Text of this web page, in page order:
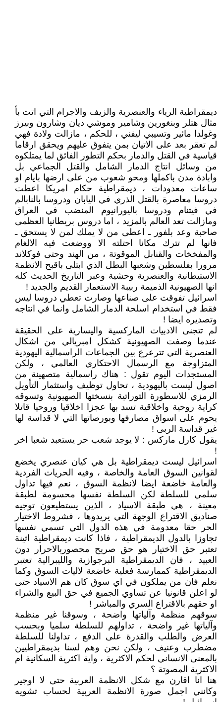
ديمقراطية الرياء والعنصرية والزيف والاجرام التي اتت بأ
مثال هتلر وبنغورين وشامير وموشي ديان وشارون وبيرز
وغولدا مائير وتسيبي ليفني ، للحكم ، مازالت ولادة فهي
لم تعقر بعد على الاتيان بمن يتفوق عليهم ويحقق ارقاما
قياسية في القتل والدمار بحكم التطور الفائق لما يمتلكوه
من وسائل انتاج الدمار الشامل والقتل الجماعي بل
وابادة مدن باكملها ومحو شعوب من على ارضها بايام او
ساعات معدودات ، ديمقراطية حكام امريكا اعطت
دروسا معاصرة بالقتل الذري في اليابان ودروسا بالنابالم
في فيتنام ودروسا باليورانيوم المنضب في العراق
ومازالت تعد العالم بالمزيد ، اما دروس بريطانيا العظمى
صاحبة وعد بلفور ـ اعطى من لا يملك لمن لا يستحق ـ
فانها لم تترك مكانا احتلته الا ووضعت فيه الالغام
والمفخخات والقنابل الموقوتة ، من الهند وحتى فوكلاند
مرورا بفلسطين وشعبها البطل الذي ابتلى باقبح الانظمة
الاستيطانية والعنصرية وحشية وعبر التاريخ الحديث كله
انها الصهيونية الذميمة ربيبة الاستعمار القديم والجديد !
اسرائيل تفوقت على صناعها وصارت تعطي دروسا ليس
فقط في استخدام اسلحة الدمار الشامل وانما في انتاجه
وتصديره ايضا !
لم تتجنى الادبيات الماركسية واليسارية على الحقيقة
عندما وصفت الصهيونية كشكل امبريالي من اشكال
العنصرية التي تترعرع بين الجماعات الراسمالية اليهودية
المتزاوجة مع الرسمال الاحتكاري العالمي ، ولكن
المستجدات اليوم تقول : هناك راسمالية متصهينة من
اصول ليست باليهودية ، تحاول توظيف واستثمار التأويل
الرمزي للاسطورة التوراتية بنسختها الصهيونية وتسوقه
كراية روحية واخلاقية تسد بها عجزا اخلاقيا وروحيا قاتلا
يحوم على اسواق مصارفها وبورصاتها التي لا قداسة لها
غير قداسة الربى !
يقول كارل ماركس : لا يوجد شعب حر يستعبد شعبا اخر
!
اسرائيل ليست ديمقراطية بل هي كيان عنصري يخضع
لقوانين السوق العامة والخاصة ، وفيه الحريات الفردية
والعامة خاضعة ايضا لانظمة السوق ، نعم فيها تداول
سلمي للسلطة لكن السلطة نفسها محسومة لطبقة
معينة ، هي طبقة الاسياد ، الذين يستطيعون توجيه
صناديق الاقتراع الوجهة التي يريدوها ، فشروط الاختيار
الحر حقا معدومة في هذه الدول التي تسمي نفسها
تجاوزا بالدول الديمقراطية ، فاذا كانت ديمقراطية اثينة
تعتبر حق الاختيار هو حق صريح محصوربالاحرار دون
العبيد ، فان الديمقراطية البرجوازية والليبرالية تعتبر
الديمقراطية كممارسة فعلية خاضعة لاليات السوق وكما
نعلم فان من يملكون في اي سوق كان هم الاسياد حتى
لو اعلن قانونيا عن تساوي الجميع في حق البيع والشراء
او حقهم بالاقتراع السري والمباشر !
سوقهم منظمة وآلياتها واضحة ، وسوقنا غير منظمة
وآلياتها غير واضحة ، تداولهم للسلطة سلميا وبحسب
العرض والطلب والقدرة على الدفع ، تداولنا للسلطة
مضطرب وعنيف ، ولكن نحن وهم لسنا بديمقراطيين
بالمعنى الانساني لحكم الاكثرية ، واية اكثرية السكانية ام
الاكثرية المصوتة ؟
هنا انا اقارن مع شكل الانظمة العربية حتى لا اوجير
وكانني اجمل صورة الانظمة العربية لحساب تشويه